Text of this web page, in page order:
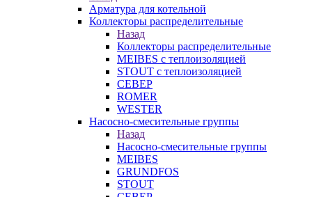
Арматура для котельной
Коллекторы распределительные
Назад
Коллекторы распределительные
MEIBES с теплоизоляцией
STOUT с теплоизоляцией
СЕВЕР
ROMER
WESTER
Насосно-смесительные группы
Назад
Насосно-смесительные группы
MEIBES
GRUNDFOS
STOUT